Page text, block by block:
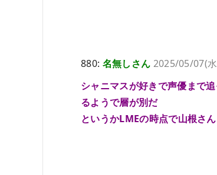
880: 名無しさん 2025/05/07(
シャニマスが好きで声優まで
るようで層が別だ
というかLMEの時点で山根さ